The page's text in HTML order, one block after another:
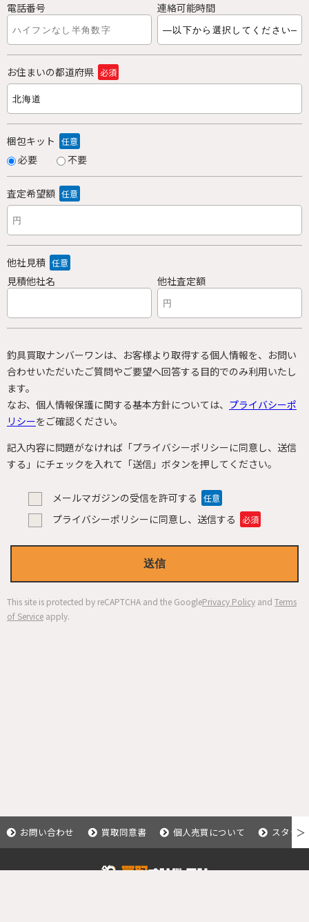
電話番号 連絡可能時間
お住まいの都道府県 必須
梱包キット 任意
必要 不要
査定希望額 任意
他社見積 任意
見積他社名 他社査定額
釣具買取ナンバーワンは、お客様より取得する個人情報を、 お問い
合わせいただいたご質問やご要望へ回答する目的でのみ利用いたし
ます。
なお、個人情報保護に関する基本方針については、 プライバシーポ
リシーをご確認ください。
記入内容に問題がなければ 「プライバシーポリシーに同意し、送信
する」にチェックを入れて 「送信」ボタンを押してください。
メールマガジンの受信を許可する 任意
プライバシーポリシーに同意し、送信する 必須
This site is protected by reCAPTCHA and the GooglePrivacy Policy and Terms
of Service apply.
お問い合わせ 買取同意書 個人売買について スタッ＞